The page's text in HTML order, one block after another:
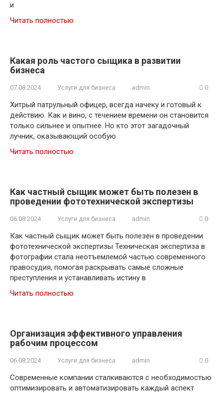
и
Читать полностью
Какая роль частого сыщика в развитии
бизнеса
07.08.2024 Услуги для бизнеса admin 0
Хитрый патрульный офицер, всегда начеку и готовый к
действию. Как и вино, с течением времени он становится
только сильнее и опытнее. Но кто этот загадочный
лучник, оказывающий особую
Читать полностью
Как частный сыщик может быть полезен в
проведении фототехнической экспертизы
06.08.2024 Услуги для бизнеса admin 0
Как частный сыщик может быть полезен в проведении
фототехнической экспертизы Техническая экспертиза в
фотографии стала неотъемлемой частью современного
правосудия, помогая раскрывать самые сложные
преступления и устанавливать истину в
Читать полностью
Организация эффективного управления
рабочим процессом
06.08.2024 Услуги для бизнеса admin 0
Современные компании сталкиваются с необходимостью
оптимизировать и автоматизировать каждый аспект